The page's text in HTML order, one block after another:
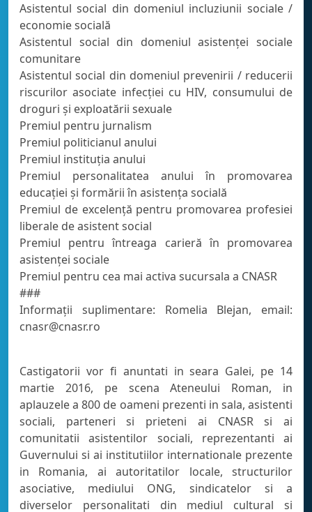
Asistentul social din domeniul incluziunii sociale /
economie socială
Asistentul social din domeniul asistenţei sociale
comunitare
Asistentul social din domeniul prevenirii / reducerii
riscurilor asociate infecţiei cu HIV, consumului de
droguri şi exploatării sexuale
Premiul pentru jurnalism
Premiul politicianul anului
Premiul instituţia anului
Premiul personalitatea anului în promovarea
educaţiei şi formării în asistenţa socială
Premiul de excelenţă pentru promovarea profesiei
liberale de asistent social
Premiul pentru întreaga carieră în promovarea
asistenţei sociale
Premiul pentru cea mai activa sucursala a CNASR
###
Informații suplimentare: Romelia Blejan, email:
cnasr@cnasr.ro
Castigatorii vor fi anuntati in seara Galei, pe 14
martie 2016, pe scena Ateneului Roman, in
aplauzele a 800 de oameni prezenti in sala, asistenti
sociali, parteneri si prieteni ai CNASR si ai
comunitatii asistentilor sociali, reprezentanti ai
Guvernului si ai institutiilor internationale prezente
in Romania, ai autoritatilor locale, structurilor
asociative, mediului ONG, sindicatelor si a
diverselor personalitati din mediul cultural si